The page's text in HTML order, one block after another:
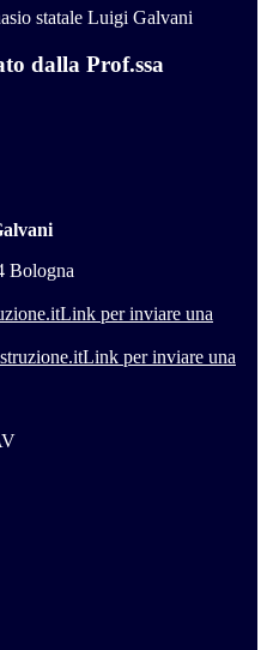
statale Luigi Galvani
dalla Prof.ssa
Bologna
Link per inviare una
Link per inviare una